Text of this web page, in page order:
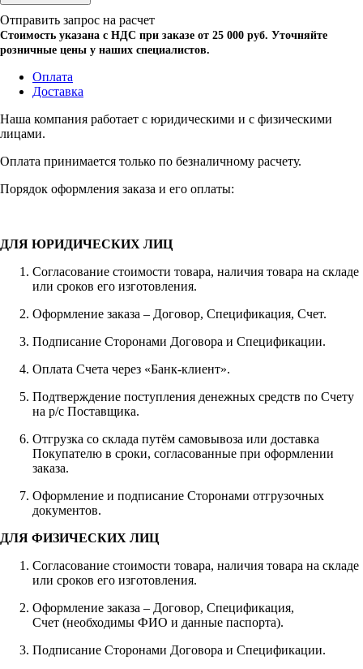
Отправить запрос на расчет
Стоимость указана с НДС при заказе от 25 000 руб. Уточняйте
розничные цены у наших специалистов.
Оплата
Доставка
Наша компания работает с юридическими и с физическими
лицами.
Оплата принимается только по безналичному расчету.
Порядок оформления заказа и его оплаты:
ДЛЯ ЮРИДИЧЕСКИХ ЛИЦ
Согласование стоимости товара, наличия товара на складе
или сроков его изготовления.
Оформление заказа – Договор, Спецификация, Счет.
Подписание Сторонами Договора и Спецификации.
Оплата Счета через «Банк-клиент».
Подтверждение поступления денежных средств по Счету
на р/с Поставщика.
Отгрузка со склада путём самовывоза или доставка
Покупателю в сроки, согласованные при оформлении
заказа.
Оформление и подписание Сторонами отгрузочных
документов.
ДЛЯ ФИЗИЧЕСКИХ ЛИЦ
Согласование стоимости товара, наличия товара на складе
или сроков его изготовления.
Оформление заказа – Договор, Спецификация,
Счет (необходимы ФИО и данные паспорта).
Подписание Сторонами Договора и Спецификации.